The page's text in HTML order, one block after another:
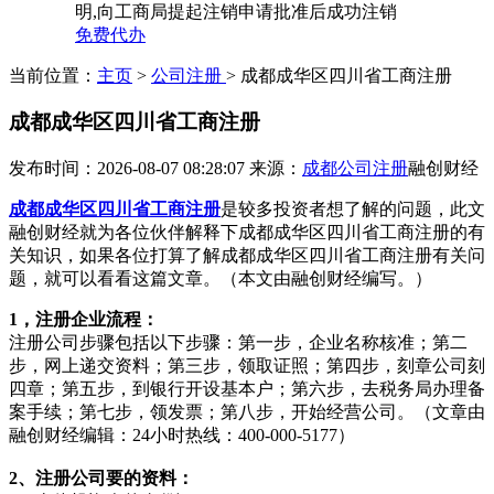
明,向工商局提起注销申请批准后成功注销
免费代办
当前位置： 主页 > 公司注册 > 成都成华区四川省工商注册
成都成华区四川省工商注册
发布时间：2026-08-07 08:28:07 来源： 成都公司注册融创财经
成都成华区四川省工商注册是较多投资者想了解的问题，此文
融创财经就为各位伙伴解释下成都成华区四川省工商注册的有
关知识，如果各位打算了解成都成华区四川省工商注册有关问
题，就可以看看这篇文章。（本文由融创财经编写。）
1，注册企业流程：
注册公司步骤包括以下步骤：第一步，企业名称核准；第二
步，网上递交资料；第三步，领取证照；第四步，刻章公司刻
四章；第五步，到银行开设基本户；第六步，去税务局办理备
案手续；第七步，领发票；第八步，开始经营公司。（文章由
融创财经编辑：24小时热线：400-000-5177）
2、注册公司要的资料：